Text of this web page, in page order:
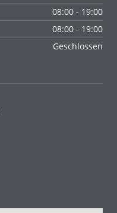
08:00 - 19:00
08:00 - 19:00
Geschlossen